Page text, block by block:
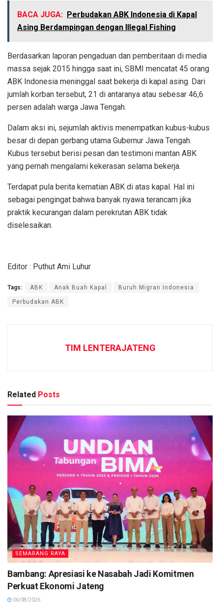
BACA JUGA: Perbudakan ABK Indonesia di Kapal
Asing Berdampingan dengan Illegal Fishing
Berdasarkan laporan pengaduan dan pemberitaan di media
massa sejak 2015 hingga saat ini, SBMI mencatat 45 orang
ABK Indonesia meninggal saat bekerja di kapal asing. Dari
jumlah korban tersebut, 21 di antaranya atau sebesar 46,6
persen adalah warga Jawa Tengah.
Dalam aksi ini, sejumlah aktivis menempatkan kubus-kubus
besar di depan gerbang utama Gubernur Jawa Tengah.
Kubus tersebut berisi pesan dan testimoni mantan ABK
yang pernah mengalami kekerasan selama bekerja.
Terdapat pula berita kematian ABK di atas kapal. Hal ini
sebagai pengingat bahwa banyak nyawa terancam jika
praktik kecurangan dalam perekrutan ABK tidak
diselesaikan.
Editor : Puthut Ami Luhur
Tags: ABK Anak Buah Kapal Buruh Migran Indonesia
Perbudakan ABK
TIM LENTERAJATENG
Related Posts
SEMARANG RAYA
Bambang: Apresiasi ke Nasabah Jadi Komitmen
Perkuat Ekonomi Jateng
06/08/2026